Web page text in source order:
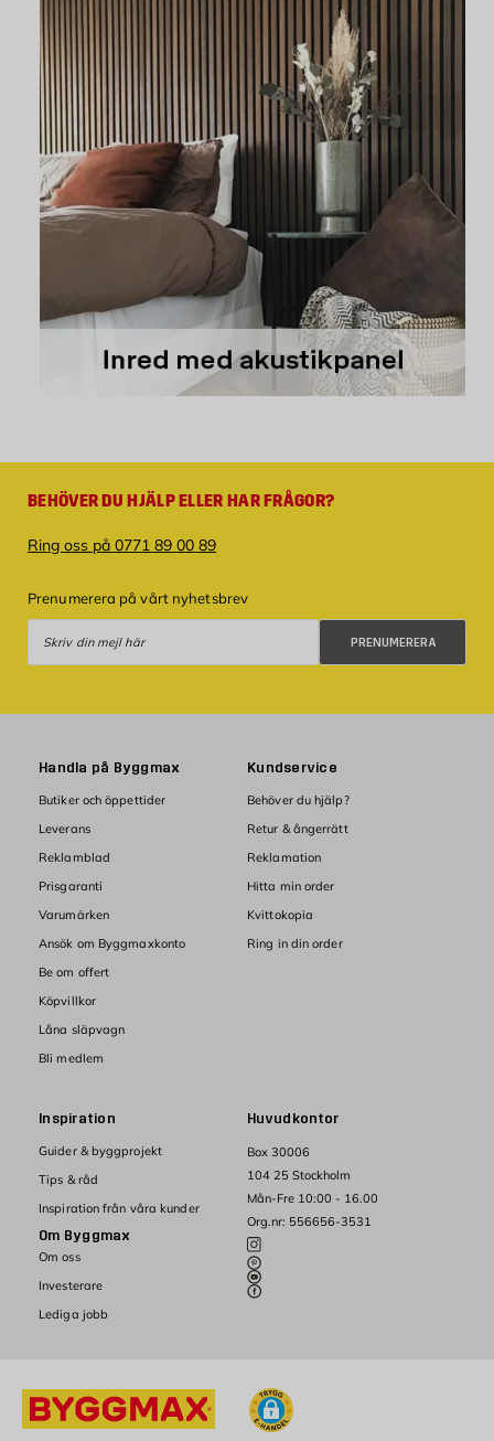
BEHÖVER DU HJÄLP ELLER HAR FRÅGOR?
Ring oss på 0771 89 00 89
Prenumerera på vårt nyhetsbrev
PRENUMERERA
Huvudkontor
Box 30006
104 25 Stockholm
Mån-Fre 10:00 - 16.00
Org.nr: 556656-3531
Handla på Byggmax
Butiker och öppettider
Leverans
Reklamblad
Prisgaranti
Varumärken
Ansök om Byggmaxkonto
Be om offert
Köpvillkor
Låna släpvagn
Bli medlem
Kundservice
Behöver du hjälp?
Retur & ångerrätt
Reklamation
Hitta min order
Kvittokopia
Ring in din order
Inspiration
Guider & byggprojekt
Tips & råd
Inspiration från våra kunder
Om Byggmax
Om oss
Investerare
Lediga jobb